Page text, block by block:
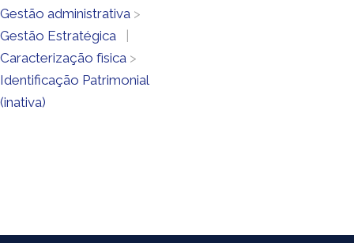
Gestão administrativa >
Gestão Estratégica
|
Caracterização fìsica >
Identificação Patrimonial
(inativa)